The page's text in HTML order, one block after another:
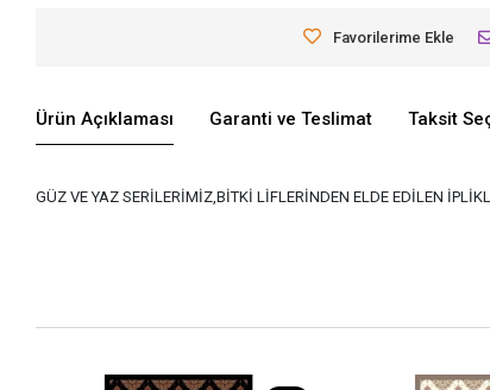
Favorilerime Ekle
Ürün Açıklaması Garanti ve Teslimat Taksit
GÜZ VE YAZ SERİLERİMİZ,BİTKİ LİFLERİNDEN ELDE EDİLEN